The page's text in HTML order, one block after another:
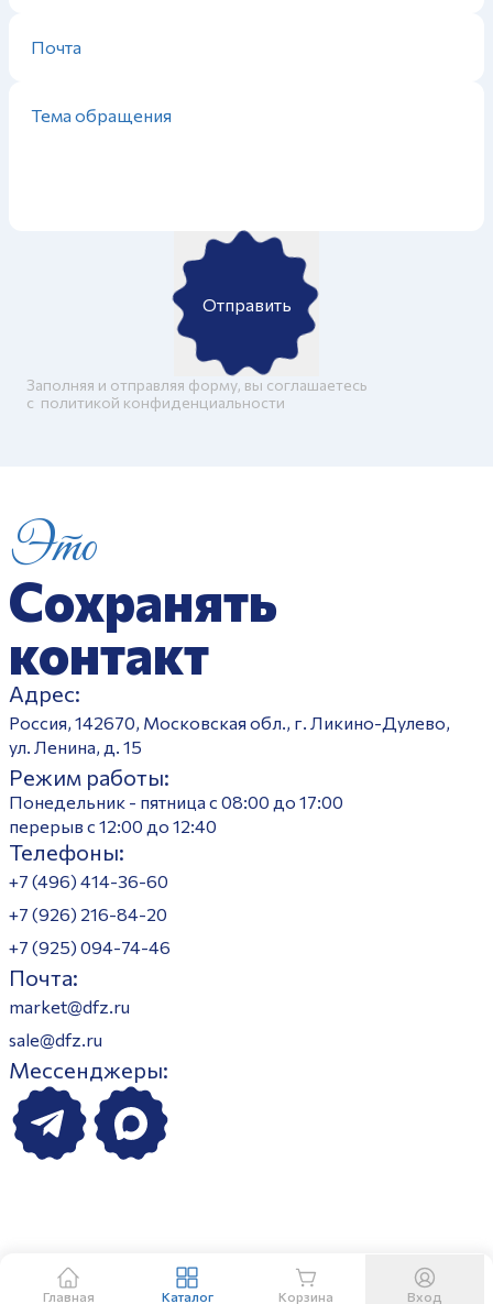
Отправить
Заполняя и отправляя форму, вы соглашаетесь
c политикой конфиденциальности
Это
Сохранять
контакт
Адрес:
Россия, 142670, Московская обл., г. Ликино-Дулево,
ул. Ленина, д. 15
Режим работы:
Понедельник - пятница с 08:00 до 17:00
перерыв с 12:00 до 12:40
Телефоны:
+7 (496) 414-36-60
+7 (926) 216-84-20
+7 (925) 094-74-46
Почта:
market@dfz.ru
sale@dfz.ru
Мессенджеры:
Главная Каталог Корзина Вход